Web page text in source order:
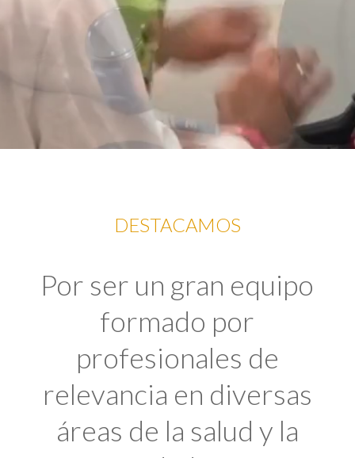
DESTACAMOS
Por ser un gran equipo
formado por
profesionales de
relevancia en diversas
áreas de la salud y la